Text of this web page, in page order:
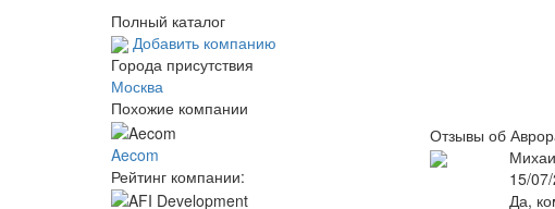
Полный каталог
Добавить компанию
Города присутствия
Москва
Похожие компании
Aecom
Рейтинг компании:
Отзывы об
15/
Да,